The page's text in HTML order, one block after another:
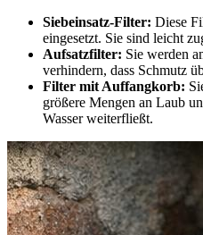
Siebeinsatz-Filter: Diese
eingesetzt. Sie sind leicht
Aufsatzfilter: Sie werden
verhindern, dass Schmutz
Filter mit Auffangkorb:
größere Mengen an Laub
Wasser weiterfließt.